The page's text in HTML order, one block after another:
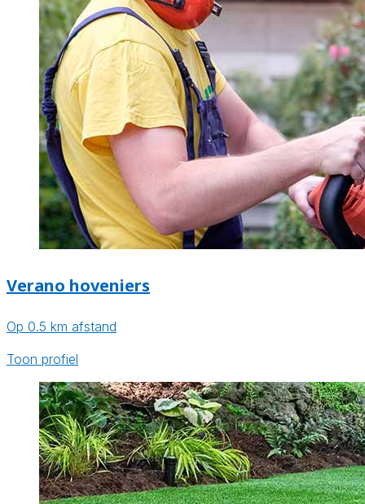
Verano hoveniers
Op 0.5 km afstand
Toon profiel